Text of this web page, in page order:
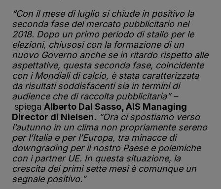
“Con il mese di luglio si chiude in positivo la
seconda fase del mercato pubblicitario nel
2018. Dopo un primo periodo di stallo per le
elezioni, chiusosi con la formazione di un
nuovo Governo anche se in ritardo rispetto alle
aspettative, questa seconda fase, coincidente
con i Mondiali di calcio, è stata caratterizzata
da risultati soddisfacenti sia in termini di
audience che di raccolta pubblicitaria” –
spiega Alberto Dal Sasso, AIS Managing
Director di Nielsen. “Ora ci spostiamo verso
l’autunno in un clima non propriamente sereno
per l’Italia e per l’Europa, tra minacce di
downgrading per il nostro Paese e polemiche
con i partner UE. In questa situazione, la
crescita dei primi sette mesi è comunque un
segnale positivo.”